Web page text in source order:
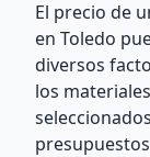
El precio de
en Toledo
diversos
los